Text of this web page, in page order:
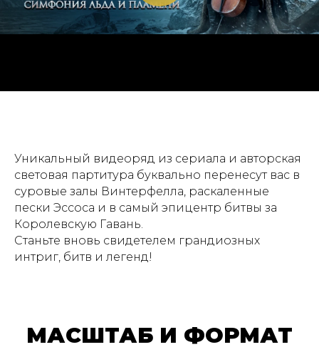
Уникальный видеоряд из сериала и авторская
световая партитура буквально перенесут вас в
суровые залы Винтерфелла, раскаленные
пески Эссоса и в самый эпицентр битвы за
Королевскую Гавань.
Станьте вновь свидетелем грандиозных
интриг, битв и легенд!
МАСШТАБ И ФОРМАТ